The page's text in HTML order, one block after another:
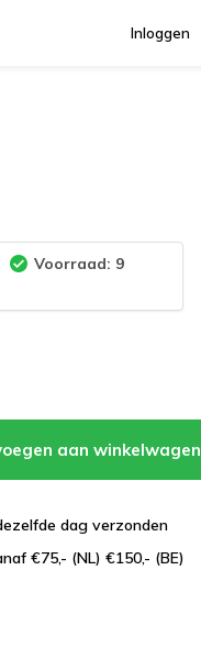
Inloggen
Voorraad: 9
aan winkelwagen
dag verzonden
€75,- (NL) €150,- (BE)